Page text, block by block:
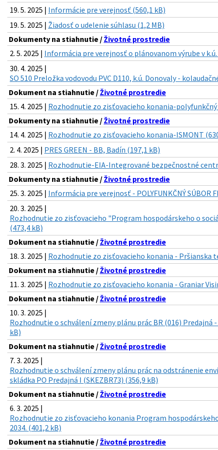
19. 5. 2025 | Informácie pre verejnosť (560,1 kB)
19. 5. 2025 | Žiadosť o udelenie súhlasu (1,2 MB)
Dokumenty na stiahnutie / Životné prostredie
2. 5. 2025 | Informácia pre verejnosť o plánovanom výrube v
30. 4. 2025 |
SO 510 Preložka vodovodu PVC D110, k.ú. Donovaly -
Dokument na stiahnutie / Životné prostredie
15. 4. 2025 | Rozhodnutie zo zisťovacieho konania-polyfunkčný
Dokumenty na stiahnutie / Životné prostredie
14. 4. 2025 | Rozhodnutie zo zisťovacieho konania-ISMONT
2. 4. 2025 | PRES GREEN - BB, Badín (197,1 kB)
28. 3. 2025 | Rozhodnutie-EIA-Integrované bezpečnostné
Dokumenty na stiahnutie / Životné prostredie
25. 3. 2025 | Informácia pre verejnosť - POLYFUNKČNÝ SÚBOR
20. 3. 2025 |
Rozhodnutie zo zisťovacieho "Program hospodárskeho o
(473,4 kB)
Dokument na stiahnutie / Životné prostredie
18. 3. 2025 | Rozhodnutie zo zisťovacieho konania - Pršianska
Dokument na stiahnutie / Životné prostredie
11. 3. 2025 | Rozhodnutie zo zisťovacieho konania - Graniar
Dokument na stiahnutie / Životné prostredie
10. 3. 2025 |
Rozhodnutie o schválení zmeny plánu prác BR (016) Predajná
kB)
Dokument na stiahnutie / Životné prostredie
7. 3. 2025 |
Rozhodnutie o schválení zmeny plánu prác na odstránenie
skládka PO Predajná I (SKEZBR73) (356,9 kB)
Dokument na stiahnutie / Životné prostredie
6. 3. 2025 |
Rozhodnutie zo zisťovacieho konania Program
2034. (401,2 kB)
Dokument na stiahnutie / Životné prostredie